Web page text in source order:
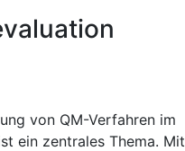
von QM-Verfahren im
ein zentrales Thema. Mit